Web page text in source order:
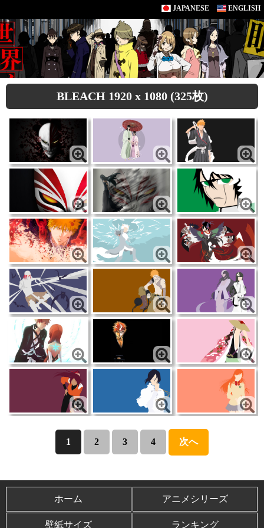
JAPANESE ENGLISH
BLEACH 1920 x 1080 (325枚)
1 2 3 4 次へ
ホーム アニメシリーズ
壁紙サイズ ランキング